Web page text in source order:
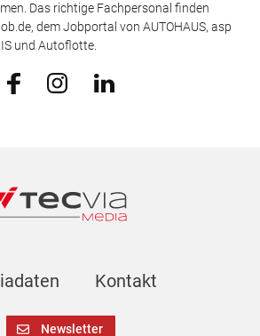
Das richtige Fachpersonal finden
dem Jobportal von AUTOHAUS, asp
und Autoflotte.
Kontakt
Newsletter